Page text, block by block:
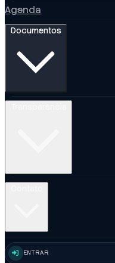
Agenda
Documentos
ENTRAR